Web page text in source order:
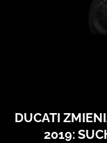
DUCATI
2019: